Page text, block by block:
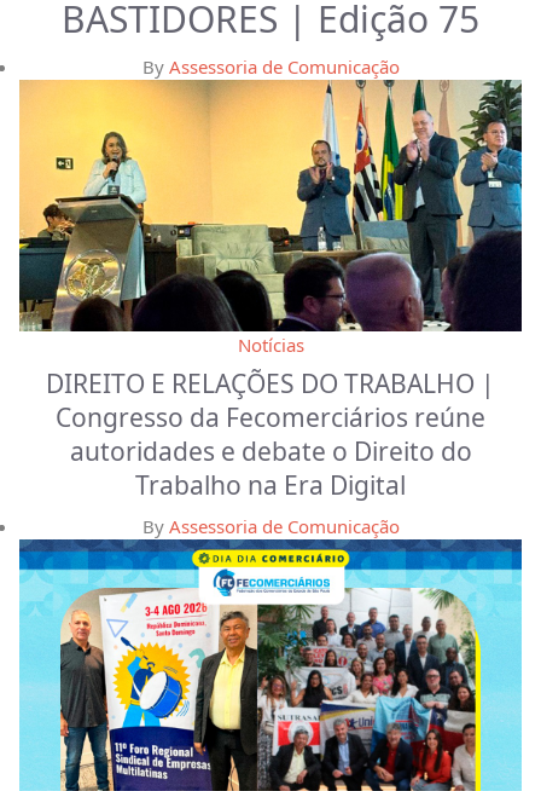
BASTIDORES | Edição 75
By Assessoria de Comunicação
Notícias
DIREITO E RELAÇÕES DO TRABALHO |
Congresso da Fecomerciários reúne
autoridades e debate o Direito do
Trabalho na Era Digital
By Assessoria de Comunicação